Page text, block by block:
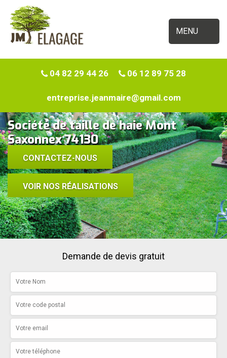
MENU
04 82 29 44 26 06 12 89 75 28
entreprise.jeanmaire@gmail.com
Société de taille de haie Mont
Saxonnex 74130
CONTACTEZ-NOUS
VOIR NOS RÉALISATIONS
Demande de devis gratuit